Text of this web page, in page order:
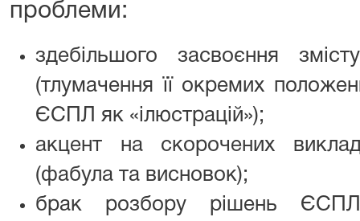
проблеми:
здебільшого засвоєння
(тлумачення її окремих
ЄСПЛ як «ілюстрацій»);
акцент на скорочених
(фабула та висновок);
брак розбору рішень